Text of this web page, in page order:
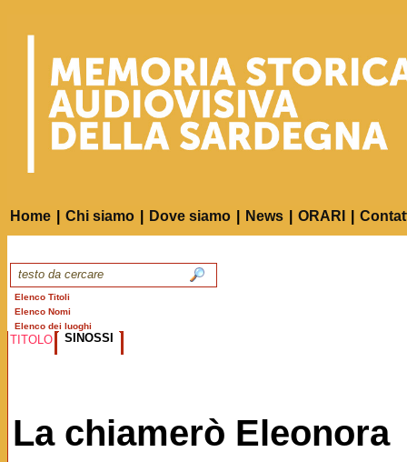
Home Chi siamo Dove siamo News ORARI
Elenco Titoli
Elenco Nomi
Elenco dei luoghi
TITOLO SINOSSI
La chiamerò Eleonora